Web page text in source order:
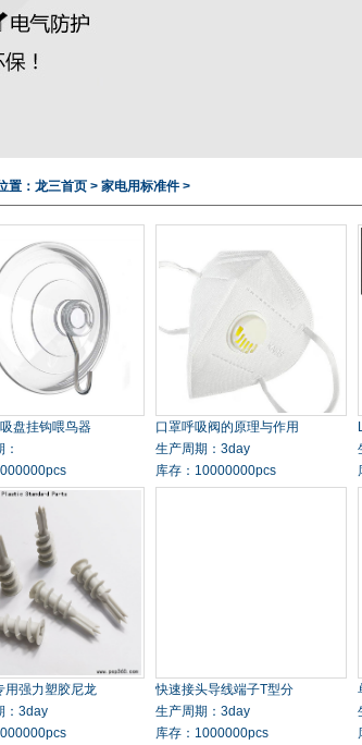
置： 龙三首页 > 家电用标准件>
盘挂钩喂鸟器
口罩呼吸阀的原理与作用
生产周期：3day
库存：10000000pcs
用强力塑胶尼龙
：3day
快速接头导线端子T型分
生产周期：3day
库存：1000000pcs